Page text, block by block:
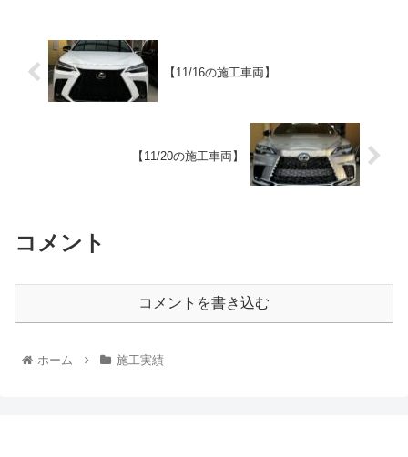
【11/16の施工車両】
【11/20の施工車両】
コメント
コメントを書き込む
ホーム 施工実績